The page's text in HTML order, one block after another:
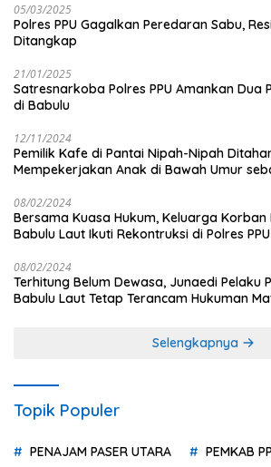
05/03/2025
Polres PPU Gagalkan Peredaran Sabu,
Ditangkap
21/01/2025
Satresnarkoba Polres PPU Amankan Dua
di Babulu
12/11/2024
Pemilik Kafe di Pantai Nipah-Nipah
Mempekerjakan Anak di Bawah Umur
08/02/2024
Bersama Kuasa Hukum, Keluarga Korban
Babulu Laut Ikuti Rekontruksi di Polres PPU
08/02/2024
Terhitung Belum Dewasa, Junaedi Pelaku Pembunuhan di
Babulu Laut Tetap Terancam Hukuman
Selengkapnya
Topik Populer
PENAJAM PASER UTARA PEMKAB